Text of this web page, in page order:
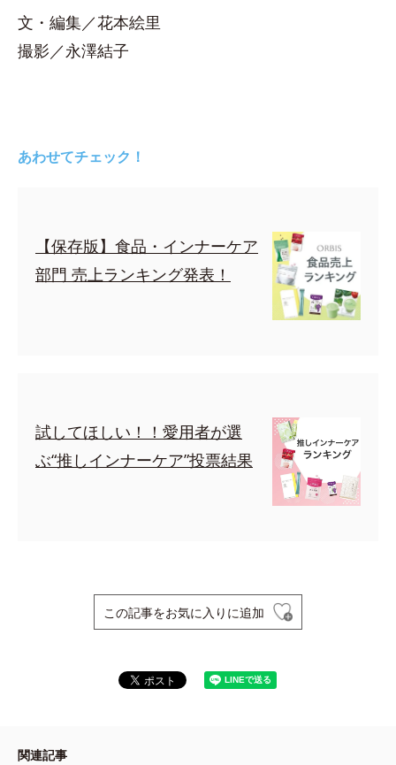
文・編集／花本絵里
撮影／永澤結子
あわせてチェック！
【保存版】食品・インナーケア
部門 売上ランキング発表！
試してほしい！！愛用者が選
ぶ“推しインナーケア”投票結果
この記事をお気に入りに追加
関連記事